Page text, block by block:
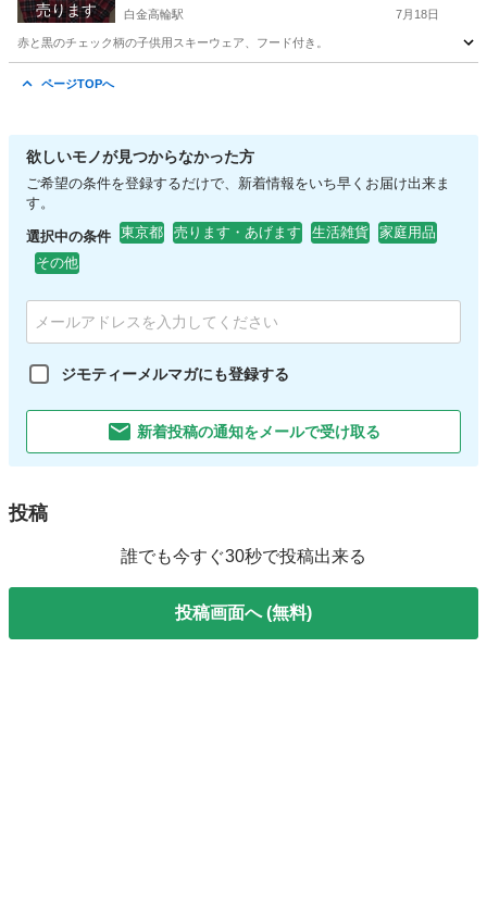
売ります 白金高輪駅 7月18日
赤と黒のチェック柄の子供用スキーウェア、フード付き。
ページTOPへ
欲しいモノが見つからなかった方
ご希望の条件を登録するだけで、新着情報をいち早くお届け出来ま
す。
選択中の条件 東京都 売ります・あげます 生活雑貨
家庭用品
その他
ジモティーメルマガにも登録する
新着投稿の通知をメールで受け取る
投稿
誰でも今すぐ30秒で投稿出来る
投稿画面へ (無料)